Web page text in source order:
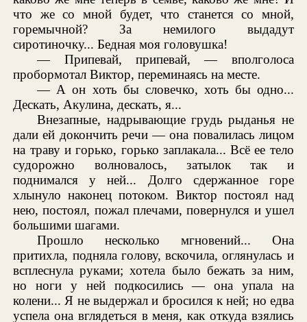
что же со мной будет, что станется со мной,
горемычной? За немилого выдадут
сиротиночку... Бедная моя головушка!
— Припевай, припевай, — вполголоса
пробормотал Виктор, переминаясь на месте.
— А он хоть бы словечко, хоть бы одно...
Дескать, Акулина, дескать, я...
Внезапные, надрывающие грудь рыданья не
дали ей докончить речи — она повалилась лицом
на траву и горько, горько заплакала... Всё ее тело
судорожно волновалось, затылок так и
поднимался у ней... Долго сдержанное горе
хлынуло наконец потоком. Виктор постоял над
нею, постоял, пожал плечами, повернулся и ушел
большими шагами.
Прошло несколько мгновений... Она
притихла, подняла голову, вскочила, оглянулась и
всплеснула руками; хотела было бежать за ним,
но ноги у ней подкосились — она упала на
колени... Я не выдержал и бросился к ней; но едва
успела она вглядеться в меня, как откуда взялись